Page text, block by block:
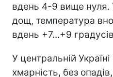
вдень 4-9 вище нуля.
дощ, температура
вдень +7...+9
У центральній
хмарність, без